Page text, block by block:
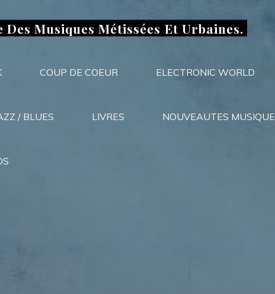
Des Musiques Métissées Et Urbaines.
COUP DE COEUR ELECTRONIC WORLD
/ BLUES LIVRES NOUVEAUTES MUSIQUE